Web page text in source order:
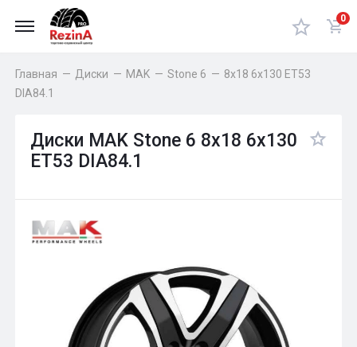
0
Главная — Диски — MAK — Stone 6 — 8x18 6x130 ET53
DIA84.1
Диски MAK Stone 6 8x18 6x130
ET53 DIA84.1